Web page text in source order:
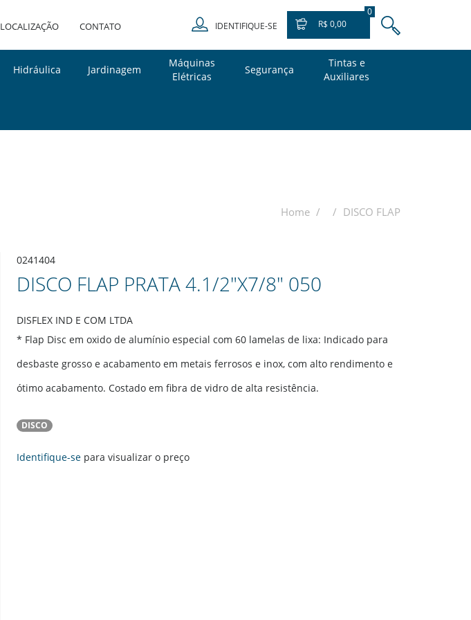
LOCALIZAÇÃO CONTATO
Hidráulica Jardinagem
Máquinas
Elétricas
Segurança
Tintas e
Auxiliares
IDENTIFIQUE-SE
0
R$ 0,00
Home DISCO FLAP
0241404
DISCO FLAP PRATA 4.1/2"X7/8" 050
DISFLEX IND E COM LTDA
* Flap Disc em oxido de alumínio especial com 60 lamelas de lixa: Indicado para
desbaste grosso e acabamento em metais ferrosos e inox, com alto rendimento e
ótimo acabamento. Costado em fibra de vidro de alta resistência.
DISCO
Identifique-se para visualizar o preço